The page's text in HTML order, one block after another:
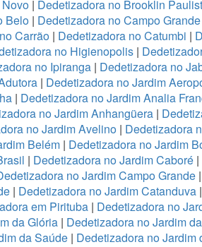
| Dedetizadora no Brooklin
Belo | Dedetizadora no Campo Grande
Carrão | Dedetizadora no Catumbi |
no Higienopolis|
no Ipiranga | Dedetizadora no
| Dedetizadora no Jardim
| Dedetizadora no Jardim Analia
no Jardim Anhangüera |
no Jardim Avelino| Dedetizadora
Belém| Dedetizadora no Jardim
| Dedetizadora no Jardim Caboré|
no Jardim Campo Grande |
| Dedetizadora no Jardim Catanduva|
em Pirituba| Dedetizadora no
da Glória| Dedetizadora no Jardim
da Saúde | Dedetizadora no Jardim